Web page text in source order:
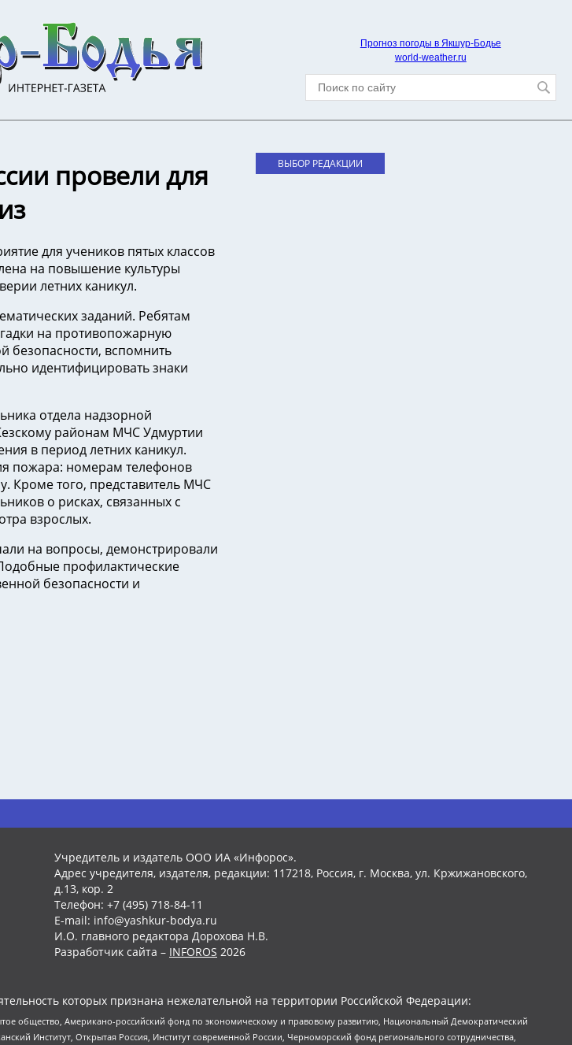
Прогноз погоды в Якшур-Бодье
world-weather.ru
провели для
для учеников пятых классов
на повышение культуры
летних каникул.
заданий. Ребятам
на противопожарную
безопасности, вспомнить
идентифицировать знаки
отдела надзорной
районам МЧС Удмуртии
в период летних каникул.
пожара: номерам телефонов
Кроме того, представитель МЧС
о рисках, связанных с
взрослых.
на вопросы, демонстрировали
профилактические
безопасности и
ВЫБОР РЕДАКЦИИ
Учредитель и издатель ООО ИА «Инфорос».
Адрес учредителя, издателя, редакции: 117218, Россия, г. Москва, ул. Кржижановского,
д.13, кор. 2
Телефон: +7 (495) 718-84-11
E-mail: info@yashkur-bodya.ru
И.О. главного редактора Дорохова Н.В.
Разработчик сайта – INFOROS 2026
которых признана нежелательной на территории Российской Федерации:
общество, Американо-российский фонд по экономическому и правовому развитию, Национальный Демократический
Институт, Открытая Россия, Институт современной России, Черноморский фонд регионального сотрудничества,